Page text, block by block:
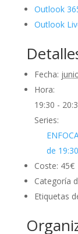
Outlook
Outlook
Fecha:
Hora:
19:30 -
Series:
de
Coste: 45€
Categoría
Etiquetas